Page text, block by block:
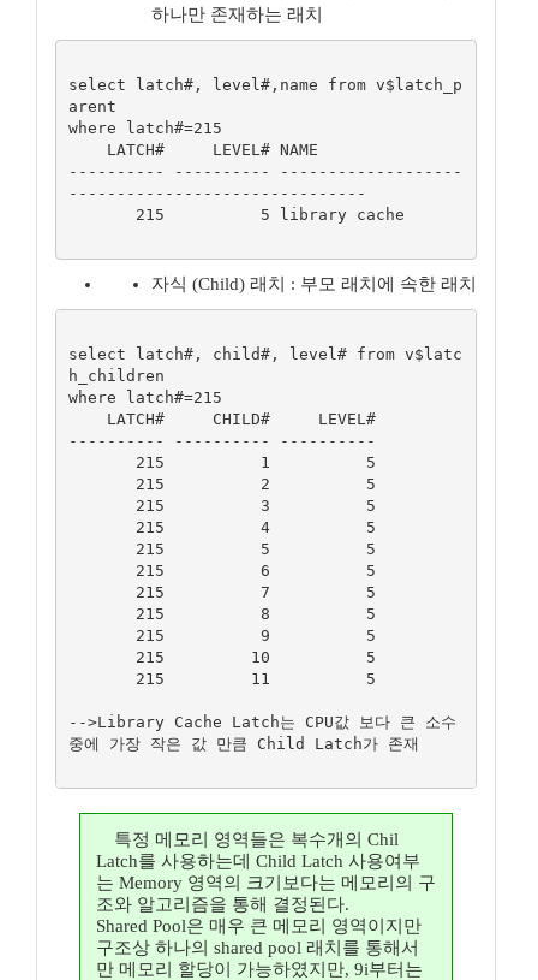
하나만 존재하는 래치
select latch#, level#,name from v$latch_p
arent
where latch#=215
---------- ---------- -------------------
-------------------------------
자식 (Child) 래치 : 부모 래치에 속한 래치
select latch#, child#, level# from v$latc
h_children
where latch#=215
---------- ---------- ----------
-->Library Cache Latch는 CPU값 보다 큰 소수
중에 가장 작은 값 만큼 Child Latch가 존재
특정 메모리 영역들은 복수개의 Chil
Latch를 사용하는데 Child Latch 사용여부
는 Memory 영역의 크기보다는 메모리의 구
조와 알고리즘을 통해 결정된다.
Shared Pool은 매우 큰 메모리 영역이지만
구조상 하나의 shared pool 래치를 통해서
만 메모리 할당이 가능하였지만, 9i부터는